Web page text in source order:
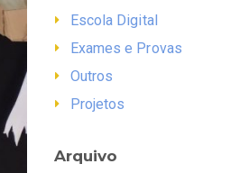
Escola Digital
Exames e Provas
Outros
Projetos
Arquivo